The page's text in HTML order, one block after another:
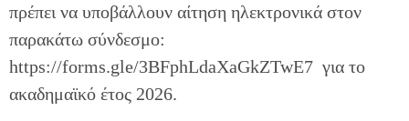
πρέπει να υποβάλλουν αίτηση ηλεκτρονικά στον
παρακάτω σύνδεσμο:
https://forms.gle/3BFphLdaXaGkZTwE7 για το
ακαδημαϊκό έτος 2026.